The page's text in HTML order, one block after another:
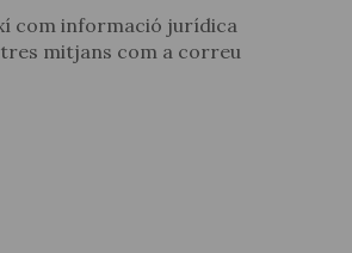
com informació jurídica
mitjans com a correu